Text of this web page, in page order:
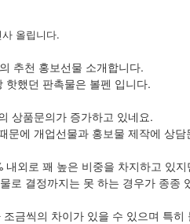
사 올립니다.
추천 홍보선물 소개합니다.
핫했던 판촉물은 볼펜 입니다.
상품문의가 증가하고 있네요.
에 개업선물과 홍보물 제작에 상
외로 꽤 높은 비중을 차지하고 있지
로 결정까지는 못 하는 경우가 종종
금씩의 차이가 있을 수 있으며 특